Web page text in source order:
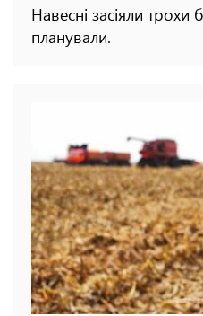
Навесні засіяли трохи
планували.